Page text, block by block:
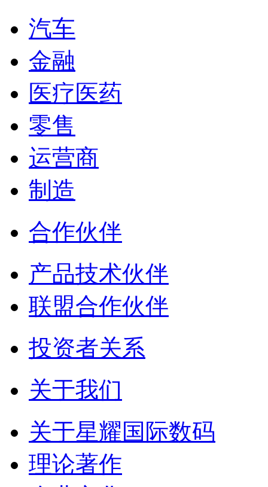
汽车
金融
医疗医药
零售
运营商
制造
合作伙伴
产品技术伙伴
联盟合作伙伴
投资者关系
关于我们
关于星耀国际数码
理论著作